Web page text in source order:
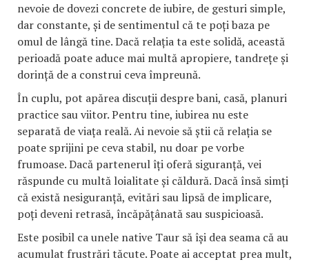
nevoie de dovezi concrete de iubire, de gesturi simple,
dar constante, și de sentimentul că te poți baza pe
omul de lângă tine. Dacă relația ta este solidă, această
perioadă poate aduce mai multă apropiere, tandrețe și
dorință de a construi ceva împreună.
În cuplu, pot apărea discuții despre bani, casă, planuri
practice sau viitor. Pentru tine, iubirea nu este
separată de viața reală. Ai nevoie să știi că relația se
poate sprijini pe ceva stabil, nu doar pe vorbe
frumoase. Dacă partenerul îți oferă siguranță, vei
răspunde cu multă loialitate și căldură. Dacă însă simți
că există nesiguranță, evitări sau lipsă de implicare,
poți deveni retrasă, încăpățânată sau suspicioasă.
Este posibil ca unele native Taur să își dea seama că au
acumulat frustrări tăcute. Poate ai acceptat prea mult,